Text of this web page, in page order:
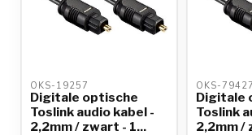
OKS-19257
Digitale optische
Toslink audio kabel -
2,2mm / zwart - 1...
OKS-79427
Digitale
Toslink
2,2mm /